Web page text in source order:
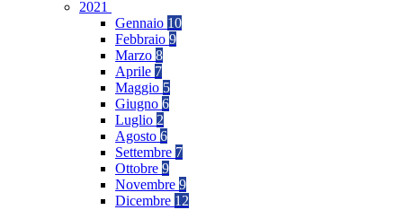
2021
Gennaio 10
Febbraio 9
Marzo 8
Aprile 7
Maggio 5
Giugno 6
Luglio 2
Agosto 6
Settembre 7
Ottobre 9
Novembre 9
Dicembre 12